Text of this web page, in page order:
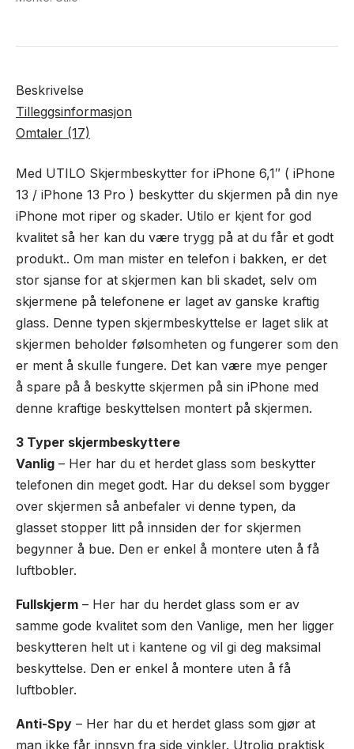
Beskrivelse
Tilleggsinformasjon
Omtaler (17)
Med UTILO Skjermbeskytter for iPhone 6,1″ ( iPhone
13 / iPhone 13 Pro ) beskytter du skjermen på din nye
iPhone mot riper og skader. Utilo er kjent for god
kvalitet så her kan du være trygg på at du får et godt
produkt.. Om man mister en telefon i bakken, er det
stor sjanse for at skjermen kan bli skadet, selv om
skjermene på telefonene er laget av ganske kraftig
glass. Denne typen skjermbeskyttelse er laget slik at
skjermen beholder følsomheten og fungerer som den
er ment å skulle fungere. Det kan være mye penger
å spare på å beskytte skjermen på sin iPhone med
denne kraftige beskyttelsen montert på skjermen.
3 Typer skjermbeskyttere
Vanlig – Her har du et herdet glass som beskytter
telefonen din meget godt. Har du deksel som bygger
over skjermen så anbefaler vi denne typen, da
glasset stopper litt på innsiden der for skjermen
begynner å bue. Den er enkel å montere uten å få
luftbobler.
Fullskjerm – Her har du herdet glass som er av
samme gode kvalitet som den Vanlige, men her ligger
beskytteren helt ut i kantene og vil gi deg maksimal
beskyttelse. Den er enkel å montere uten å få
luftbobler.
Anti-Spy – Her har du et herdet glass som gjør at
man ikke får innsyn fra side vinkler. Utrolig praktisk